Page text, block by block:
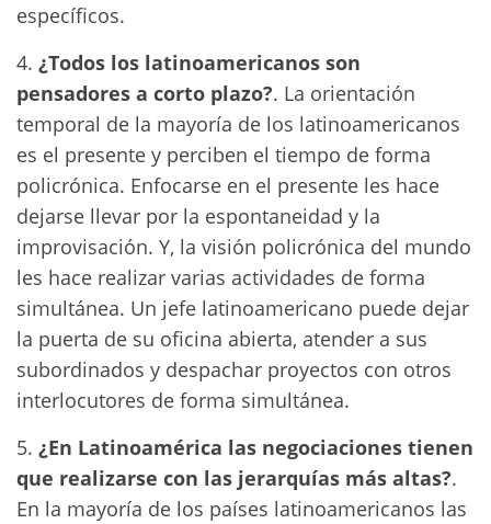
específicos.
4. ¿Todos los latinoamericanos son
pensadores a corto plazo?. La orientación
temporal de la mayoría de los latinoamericanos
es el presente y perciben el tiempo de forma
policrónica. Enfocarse en el presente les hace
dejarse llevar por la espontaneidad y la
improvisación. Y, la visión policrónica del mundo
les hace realizar varias actividades de forma
simultánea. Un jefe latinoamericano puede dejar
la puerta de su oficina abierta, atender a sus
subordinados y despachar proyectos con otros
interlocutores de forma simultánea.
5. ¿En Latinoamérica las negociaciones tienen
que realizarse con las jerarquías más altas?.
En la mayoría de los países latinoamericanos las